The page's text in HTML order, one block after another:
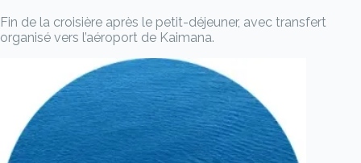
Fin de la croisière après le petit-déjeuner, avec transfert
organisé vers l’aéroport de Kaimana.